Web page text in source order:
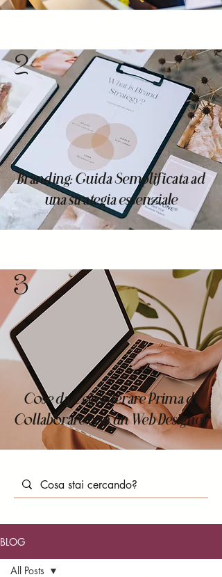
2
Branding: Guida Semplificata ad
una strategia essenziale
3
Cose da Considerare Prima di
Collaborare con un Web Designer
BLOG
All Posts